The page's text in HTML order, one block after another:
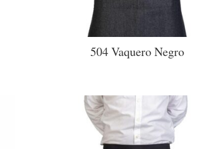
504 Vaquero Negro